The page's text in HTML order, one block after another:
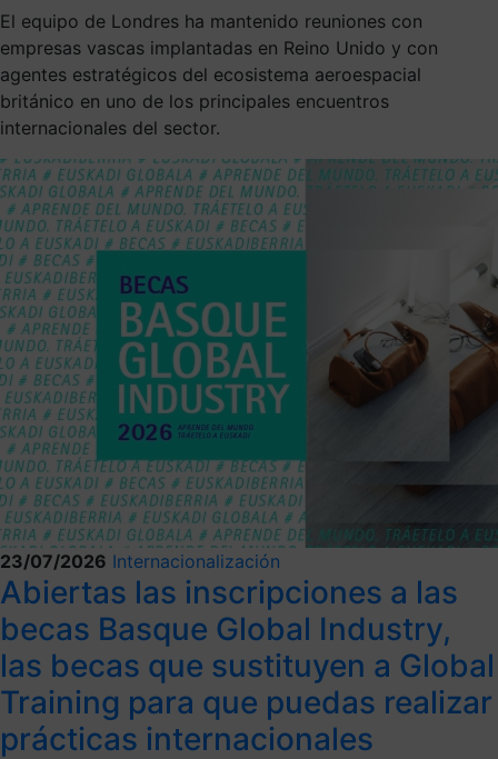
El equipo de Londres ha mantenido reuniones con
empresas vascas implantadas en Reino Unido y con
agentes estratégicos del ecosistema aeroespacial
británico en uno de los principales encuentros
internacionales del sector.
23/07/2026 Internacionalización
Abiertas las inscripciones a las
becas Basque Global Industry,
las becas que sustituyen a Global
Training para que puedas realizar
prácticas internacionales